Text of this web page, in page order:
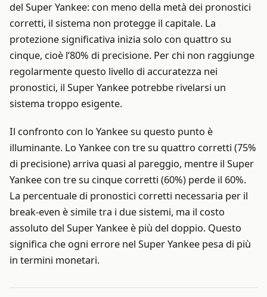
del Super Yankee: con meno della metà dei pronostici
corretti, il sistema non protegge il capitale. La
protezione significativa inizia solo con quattro su
cinque, cioè l’80% di precisione. Per chi non raggiunge
regolarmente questo livello di accuratezza nei
pronostici, il Super Yankee potrebbe rivelarsi un
sistema troppo esigente.
Il confronto con lo Yankee su questo punto è
illuminante. Lo Yankee con tre su quattro corretti (75%
di precisione) arriva quasi al pareggio, mentre il Super
Yankee con tre su cinque corretti (60%) perde il 60%.
La percentuale di pronostici corretti necessaria per il
break-even è simile tra i due sistemi, ma il costo
assoluto del Super Yankee è più del doppio. Questo
significa che ogni errore nel Super Yankee pesa di più
in termini monetari.